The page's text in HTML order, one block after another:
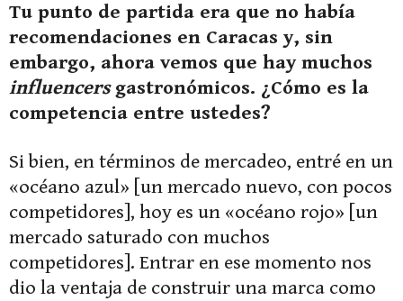
Tu punto de partida era que no había
recomendaciones en Caracas y, sin
embargo, ahora vemos que hay muchos
influencersgastronómicos. ¿Cómo es la
competencia entre ustedes?
Si bien, en términos de mercadeo, entré en un
«océano azul» [un mercado nuevo, con pocos
competidores], hoy es un «océano rojo» [un
mercado saturado con muchos
competidores]. Entrar en ese momento nos
dio la ventaja de construir una marca como